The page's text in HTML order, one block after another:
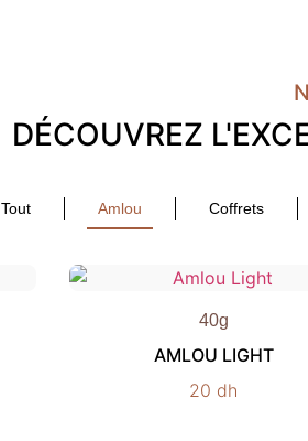
DÉCOUVREZ
Tout Amlou Coffrets
40g
AMLOU LIGHT
20 dh